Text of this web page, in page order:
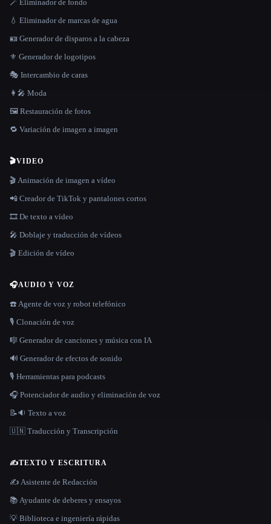
🪄 Eliminador de fondo
💧 Eliminador de marcas de agua
🪪 Generador de disparos a la cabeza
⚜️ Generador de logotipos
🎭 Intercambio de caras
👩‍🎤 Moda
🖼️ Restauración de fotos
🔁 Variación de imagen a imagen
🎬VIDEO
🎬 Animación de imagen a vídeo
📲 Creador de TikTok y pantalones cortos
🎞️ De texto a vídeo
🎤 Doblaje y traducción de vídeos
🎬 Edición de vídeo
🎧AUDIO Y VOZ
☎️ Agente de voz y robot telefónico
🎙️ Clonación de voz
🎼 Generador de canciones y música con IA
🔊 Generador de efectos de sonido
🎙️ Herramientas para podcasts
🎧 Potenciador de audio y eliminación de voz
📝🔉 Texto a voz
🇺🇳 Traducción y Transcripción
✍️TEXTO Y ESCRITURA
✍️ Asistente de Redacción
📚 Ayudante de deberes y ensayos
💡 Biblioteca e ingeniería rápidas